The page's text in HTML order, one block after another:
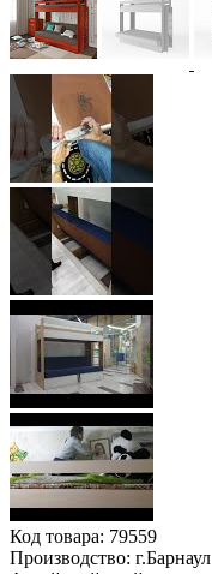
Код товара: 79559
Производство: г.Барнаул